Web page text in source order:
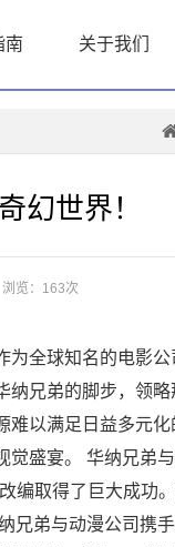
南 关于我们
幻世界！
浏览：163次
全球知名的电影
兄弟的脚步，领略
以满足日益多元
盛宴。 华纳兄弟
编取得了巨大成功
兄弟与动漫公司携